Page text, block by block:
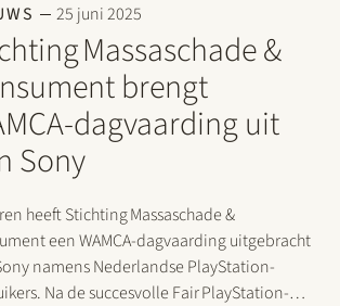
25 juni 2025
Massaschade &
brengt
dagvaarding uit
Sony
heeft Stichting Massaschade &
een WAMCA-dagvaarding uitgebracht
namens Nederlandse PlayStation-
Na de succesvolle Fair PlayStation-